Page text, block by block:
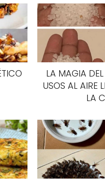
LA MAGIA DEL
USOS AL AIRE
LA